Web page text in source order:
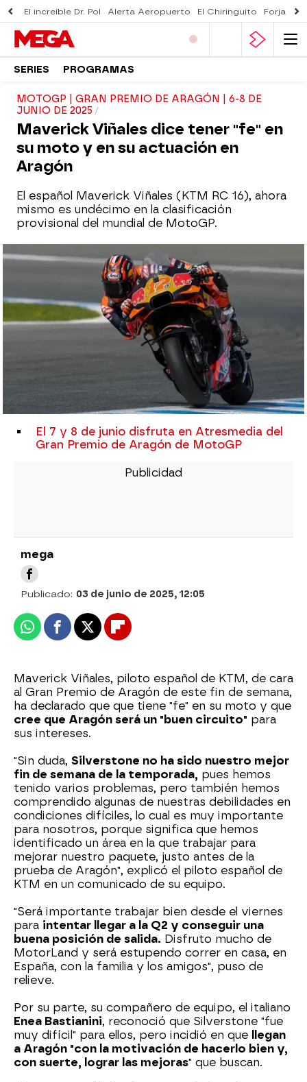
El increíble Dr. Pol Alerta Aeropuerto El Chiringuito Forjado
SERIES PROGRAMAS
MOTOGP | GRAN PREMIO DE ARAGÓN | 6-8 DE
JUNIO DE 2025
Maverick Viñales dice tener "fe" en
su moto y en su actuación en
Aragón
El español Maverick Viñales (KTM RC 16), ahora
mismo es undécimo en la clasificación
provisional del mundial de MotoGP.
El 7 y 8 de junio disfruta en Atresmedia del
Gran Premio de Aragón de MotoGP
mega
Publicado: 03 de junio de 2025, 12:05
WhatsappFacebook
X Flipboard
Maverick Viñales, piloto español de KTM, de cara
al Gran Premio de Aragón de este fin de semana,
ha declarado que que tiene "fe" en su moto y que
cree que Aragón será un "buen circuito" para
sus intereses.
"Sin duda, Silverstone no ha sido nuestro mejor
fin de semana de la temporada, pues hemos
tenido varios problemas, pero también hemos
comprendido algunas de nuestras debilidades en
condiciones difíciles, lo cual es muy importante
para nosotros, porque significa que hemos
identificado un área en la que trabajar para
mejorar nuestro paquete, justo antes de la
prueba de Aragón", explicó el piloto español de
KTM en un comunicado de su equipo.
"Será importante trabajar bien desde el viernes
para intentar llegar a la Q2 y conseguir una
buena posición de salida. Disfruto mucho de
MotorLand y será estupendo correr en casa, en
España, con la familia y los amigos", puso de
relieve.
Por su parte, su compañero de equipo, el italiano
Enea Bastianini, reconoció que Silverstone "fue
muy difícil" para ellos, pero incidió en que
llegan
a Aragón "con la motivación de hacerlo bien y,
con suerte, lograr las mejoras" que buscan.